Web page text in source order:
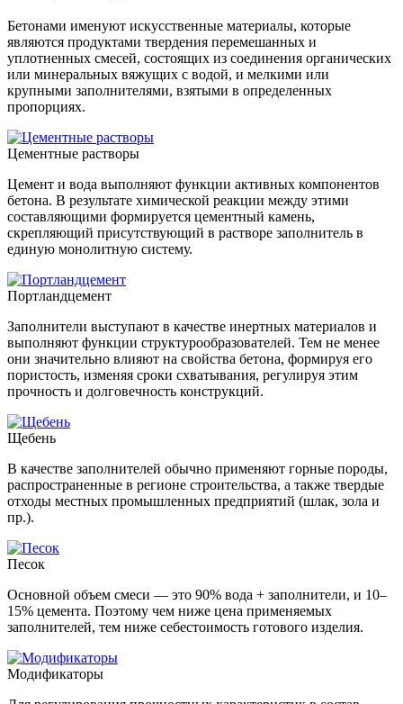
Бетонами именуют искусственные материалы, которые
являются продуктами твердения перемешанных и
уплотненных смесей, состоящих из соединения органических
или минеральных вяжущих с водой, и мелкими или
крупными заполнителями, взятыми в определенных
пропорциях.
Цементные растворы
Цемент и вода выполняют функции активных компонентов
бетона. В результате химической реакции между этими
составляющими формируется цементный камень,
скрепляющий присутствующий в растворе заполнитель в
единую монолитную систему.
Портландцемент
Заполнители выступают в качестве инертных материалов и
выполняют функции структурообразователей. Тем не менее
они значительно влияют на свойства бетона, формируя его
пористость, изменяя сроки схватывания, регулируя этим
прочность и долговечность конструкций.
Щебень
В качестве заполнителей обычно применяют горные породы,
распространенные в регионе строительства, а также твердые
отходы местных промышленных предприятий (шлак, зола и
пр.).
Песок
Основной объем смеси — это 90% вода + заполнители, и 10–
15% цемента. Поэтому чем ниже цена применяемых
заполнителей, тем ниже себестоимость готового изделия.
Модификаторы